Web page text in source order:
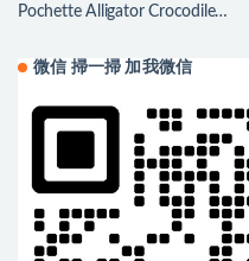
Pochette Alligator Crocodile
微信 掃一掃 加我微信